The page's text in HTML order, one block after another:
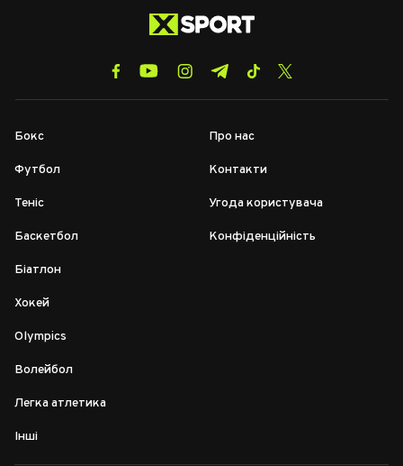
Бокс
Футбол
Теніс
Баскетбол
Біатлон
Хокей
Olympics
Волейбол
Легка атлетика
Інші
Про нас
Контакти
Угода користувача
Конфіденційність